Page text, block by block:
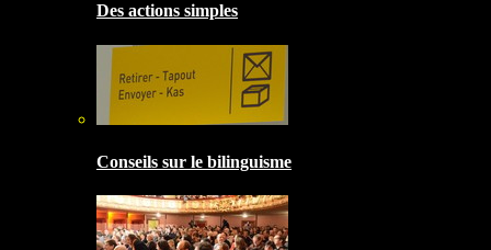
Des actions simples
Conseils sur le bilinguisme